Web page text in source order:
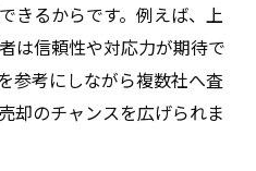
きるからです。例えば、上
は信頼性や対応力が期待で
参考にしながら複数社へ査
却のチャンスを広げられま